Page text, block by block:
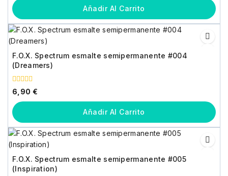
5
Añadir Al Carrito
F.O.X. Spectrum esmalte semipermanente #004
(Dreamers)
0
fuera
de
5
6,90 €
Añadir Al Carrito
F.O.X. Spectrum esmalte semipermanente #005
(Inspiration)